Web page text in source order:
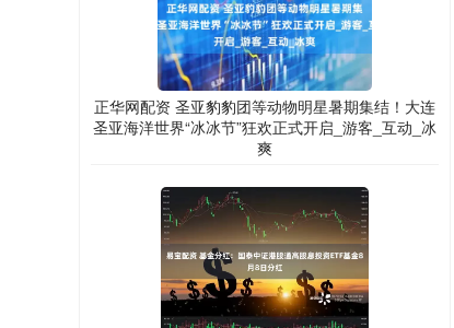
正华网配资 圣亚豹豹团等动物明星暑期集结！大连
圣亚海洋世界“冰冰节”狂欢正式开启_游客_互动_冰
爽